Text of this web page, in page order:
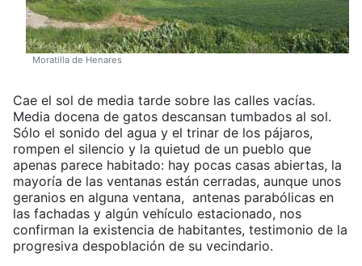
Moratilla de Henares
Cae el sol de media tarde sobre las calles vacías.
Media docena de gatos descansan tumbados al sol.
Sólo el sonido del agua y el trinar de los pájaros,
rompen el silencio y la quietud de un pueblo que
apenas parece habitado: hay pocas casas abiertas, la
mayoría de las ventanas están cerradas, aunque unos
geranios en alguna ventana, antenas parabólicas en
las fachadas y algún vehículo estacionado, nos
confirman la existencia de habitantes, testimonio de la
progresiva despoblación de su vecindario.